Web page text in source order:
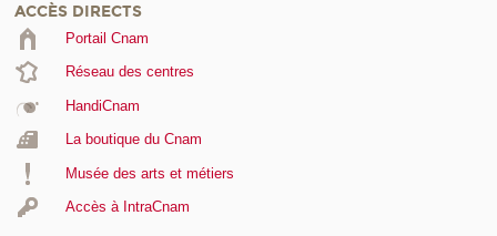
ACCÈS DIRECTS
Portail Cnam
Réseau des centres
HandiCnam
La boutique du Cnam
Musée des arts et métiers
Accès à IntraCnam